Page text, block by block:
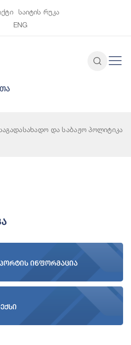
საიტის რუკა
ENG
და საბაჟო პოლიტიკა
ინფორმაცია